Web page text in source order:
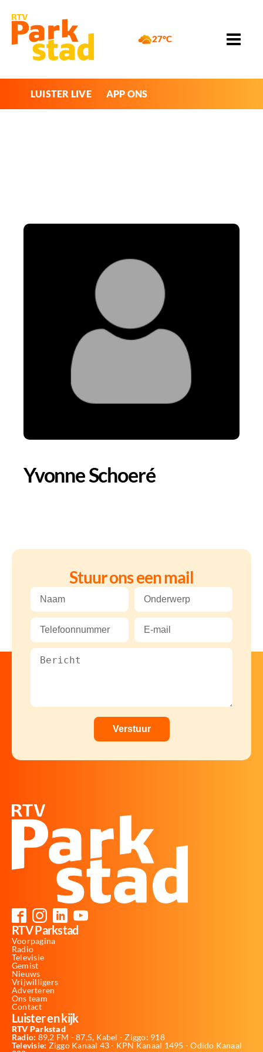
27°C
LUISTER LIVE APP ONS
Yvonne Schoeré
Stuur ons een mail
RTV Parkstad
Voorpagina
Radio
Televisie
Gemist
Nieuws
Vrijwilligers
Adverteren
Ons team
Contact
Luister en kijk
RTV Parkstad
Radio: 89,2 FM - 87,5, Kabel - Ziggo: 918
Televisie: Ziggo Kanaal 43 - KPN Kanaal 1495 - Odido Kanaal